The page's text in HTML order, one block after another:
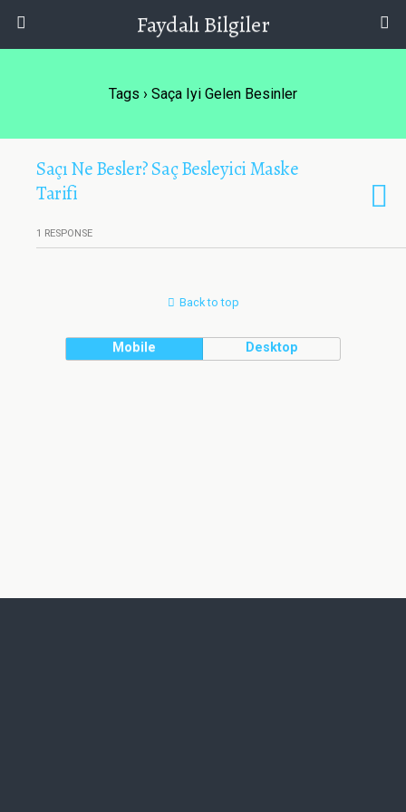
Faydalı Bilgiler
Tags › Saça Iyi Gelen Besinler
Saçı Ne Besler? Saç Besleyici Maske
Tarifi
1 RESPONSE
Back to top
Mobile Desktop